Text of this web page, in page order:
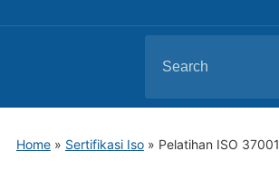
for:
Home» Sertifikasi Iso» Pelatihan ISO 37001